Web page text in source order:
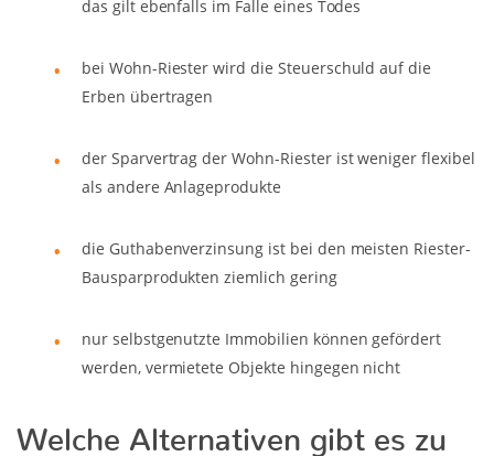
das gilt ebenfalls im Falle eines Todes
bei Wohn-Riester wird die Steuerschuld auf die
Erben übertragen
der Sparvertrag der Wohn-Riester ist weniger flexibel
als andere Anlageprodukte
die Guthabenverzinsung ist bei den meisten Riester-
Bausparprodukten ziemlich gering
nur selbstgenutzte Immobilien können gefördert
werden, vermietete Objekte hingegen nicht
Welche Alternativen gibt es zu